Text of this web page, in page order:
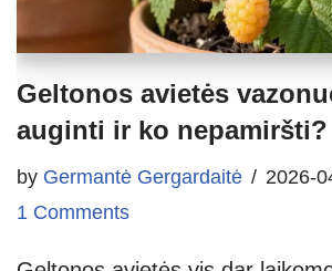
Geltonos avietės
auginti ir ko nepamiršti?
by Germantė Gergardaitė
2026-
1 Comments